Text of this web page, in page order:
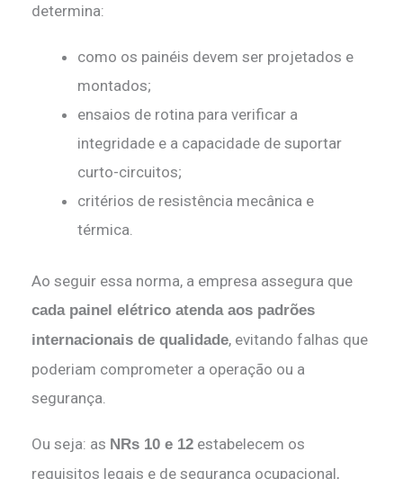
determina:
como os painéis devem ser projetados e
montados;
ensaios de rotina para verificar a
integridade e a capacidade de suportar
curto-circuitos;
critérios de resistência mecânica e
térmica.
Ao seguir essa norma, a empresa assegura que
cada painel elétrico atenda aos padrões
internacionais de qualidade, evitando falhas que
poderiam comprometer a operação ou a
segurança.
Ou seja: as NRs 10 e 12 estabelecem os
requisitos legais e de segurança ocupacional,